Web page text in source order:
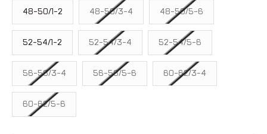
48-50/1-2 48-50/3-4 48-50/5-6
52-54/1-2 52-54/3-4 52-54/5-6
56-58/3-4 56-58/5-6 60-62/3-4
60-62/5-6